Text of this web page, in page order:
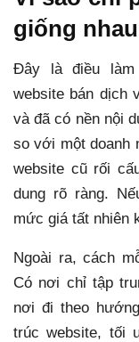
giống
Đây là điều làm
website bán dịch
và đã có nền nội
so với một doanh
website cũ rối
dung rõ ràng.
mức giá tất nhiên
Ngoài ra, cách
Có nơi chỉ tập
nơi đi theo
trúc website, tối